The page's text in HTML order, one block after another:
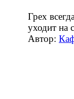
Грех
уходит на
Автор: